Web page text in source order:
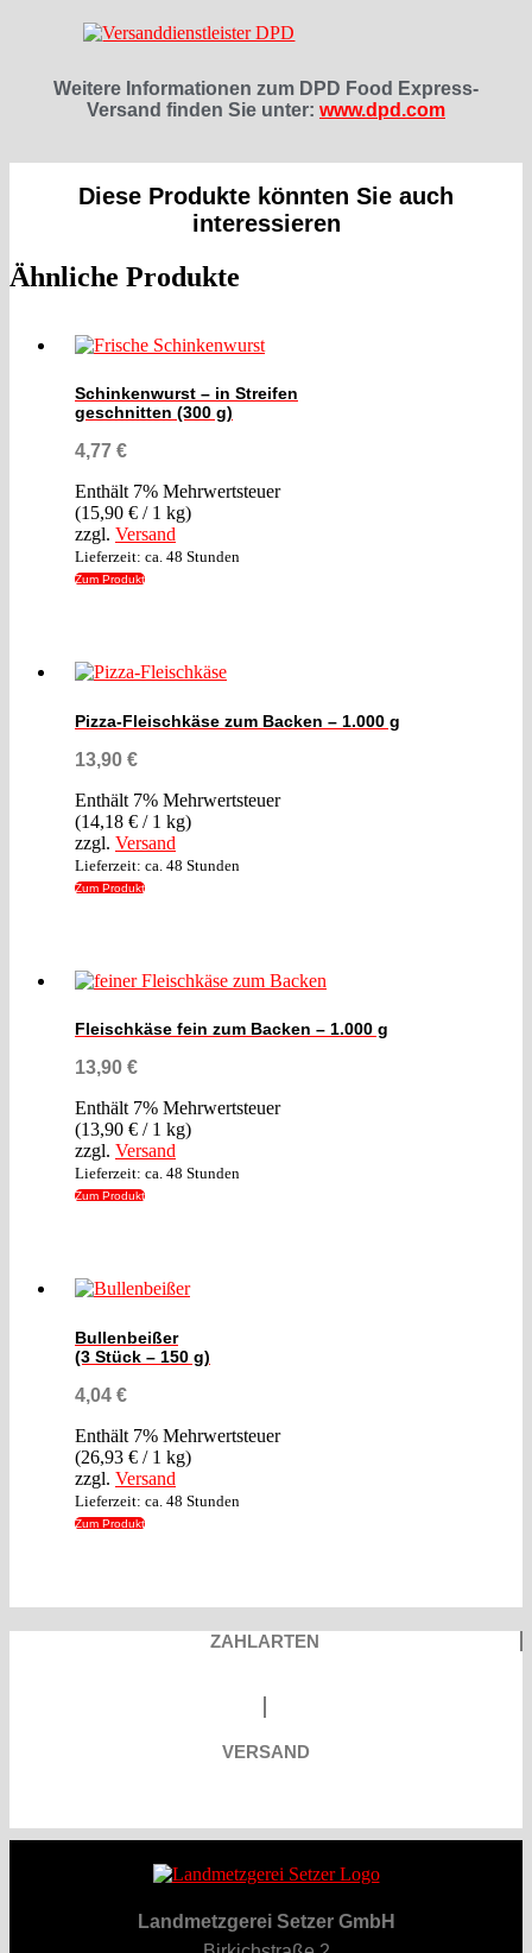
Weitere Informationen zum DPD Food Express-
Versand finden Sie unter: www.dpd.com
Diese Produkte könnten Sie auch
interessieren
Ähnliche Produkte
Schinkenwurst – in Streifen
geschnitten (300 g)
4,77 €
Enthält 7% Mehrwertsteuer
(15,90 € / 1 kg)
zzgl. Versand
Lieferzeit: ca. 48 Stunden
Zum Produkt
Pizza-Fleischkäse zum Backen – 1.000 g
13,90 €
Enthält 7% Mehrwertsteuer
(14,18 € / 1 kg)
zzgl. Versand
Lieferzeit: ca. 48 Stunden
Zum Produkt
Fleischkäse fein zum Backen – 1.000 g
13,90 €
Enthält 7% Mehrwertsteuer
(13,90 € / 1 kg)
zzgl. Versand
Lieferzeit: ca. 48 Stunden
Zum Produkt
Bullenbeißer
(3 Stück – 150 g)
4,04 €
Enthält 7% Mehrwertsteuer
(26,93 € / 1 kg)
zzgl. Versand
Lieferzeit: ca. 48 Stunden
Zum Produkt
ZAHLARTEN
VERSAND
Landmetzgerei Setzer GmbH